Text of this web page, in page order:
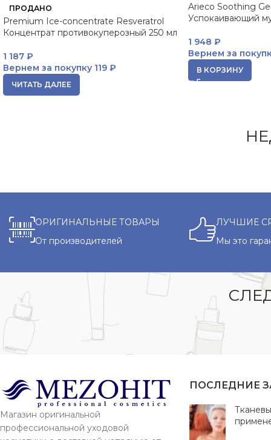
ПРОДАНО
Premium Ice-concentrate Resveratrol
Концентрат противокуперозный 250 мл
1 187 ₽
Вернем за покупку 119 ₽
ЧИТАТЬ ДАЛЕЕ
Arieco Soothing
Успокаивающий
1 948 ₽
Вернем за
В КОРЗИНУ
ОРИГИНАЛЬНЫЕ ТОВАРЫ
От производителей
ЛУЧШИЕ
Мы это
Магазин оригинальной
профессиональной уходовой
ПОСЛЕДНИЕ